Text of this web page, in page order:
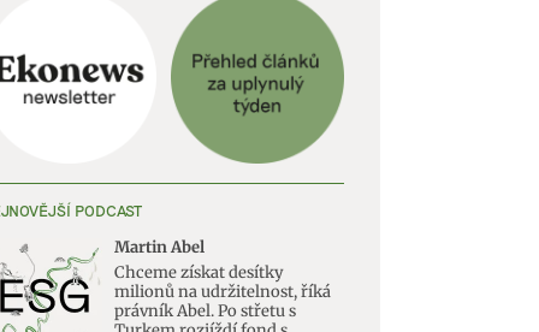
PODCAST
Martin Abel
Chceme získat desítky
milionů na udržitelnost, říká
právník Abel. Po střetu s